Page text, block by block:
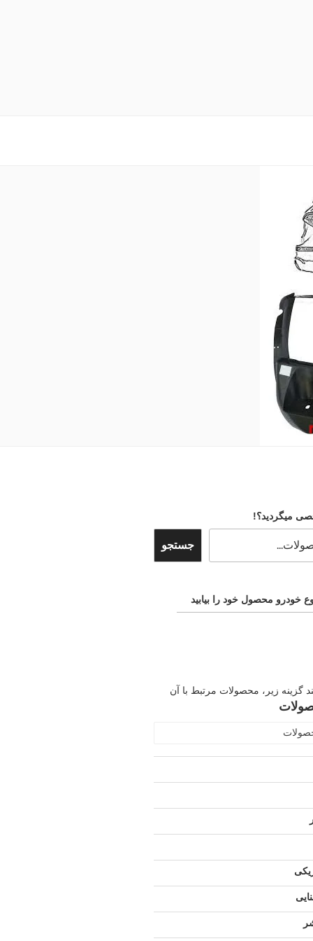
میگردید؟!
جستجو
خودرو محصول خود را بیابید
گزینه زیر، محصولات مرتبط با آن